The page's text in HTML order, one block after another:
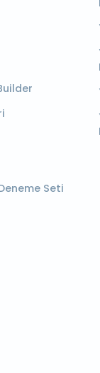
Seti